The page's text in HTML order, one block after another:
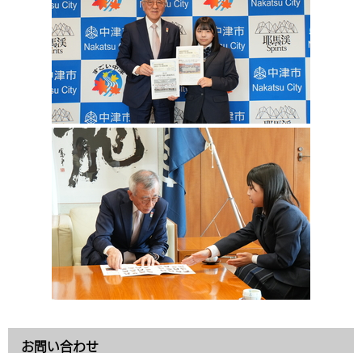
移住・定住
行政・計画
お問い合わせ